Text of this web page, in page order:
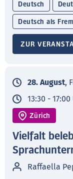
Deutsch
Deutsch als
ZUR
28. August,
13:30 - 17:00
Zürich
Vielfalt
Raffaella